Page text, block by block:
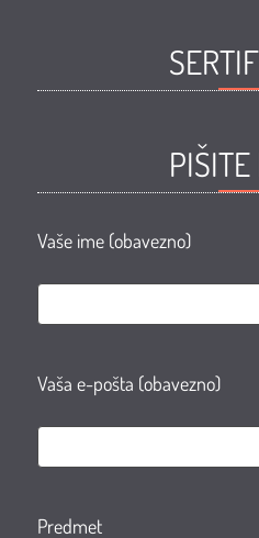
ljepote
ZORAN
page
Vaše ime (obavezno)
Vaša e-pošta (obavezno)
Predmet